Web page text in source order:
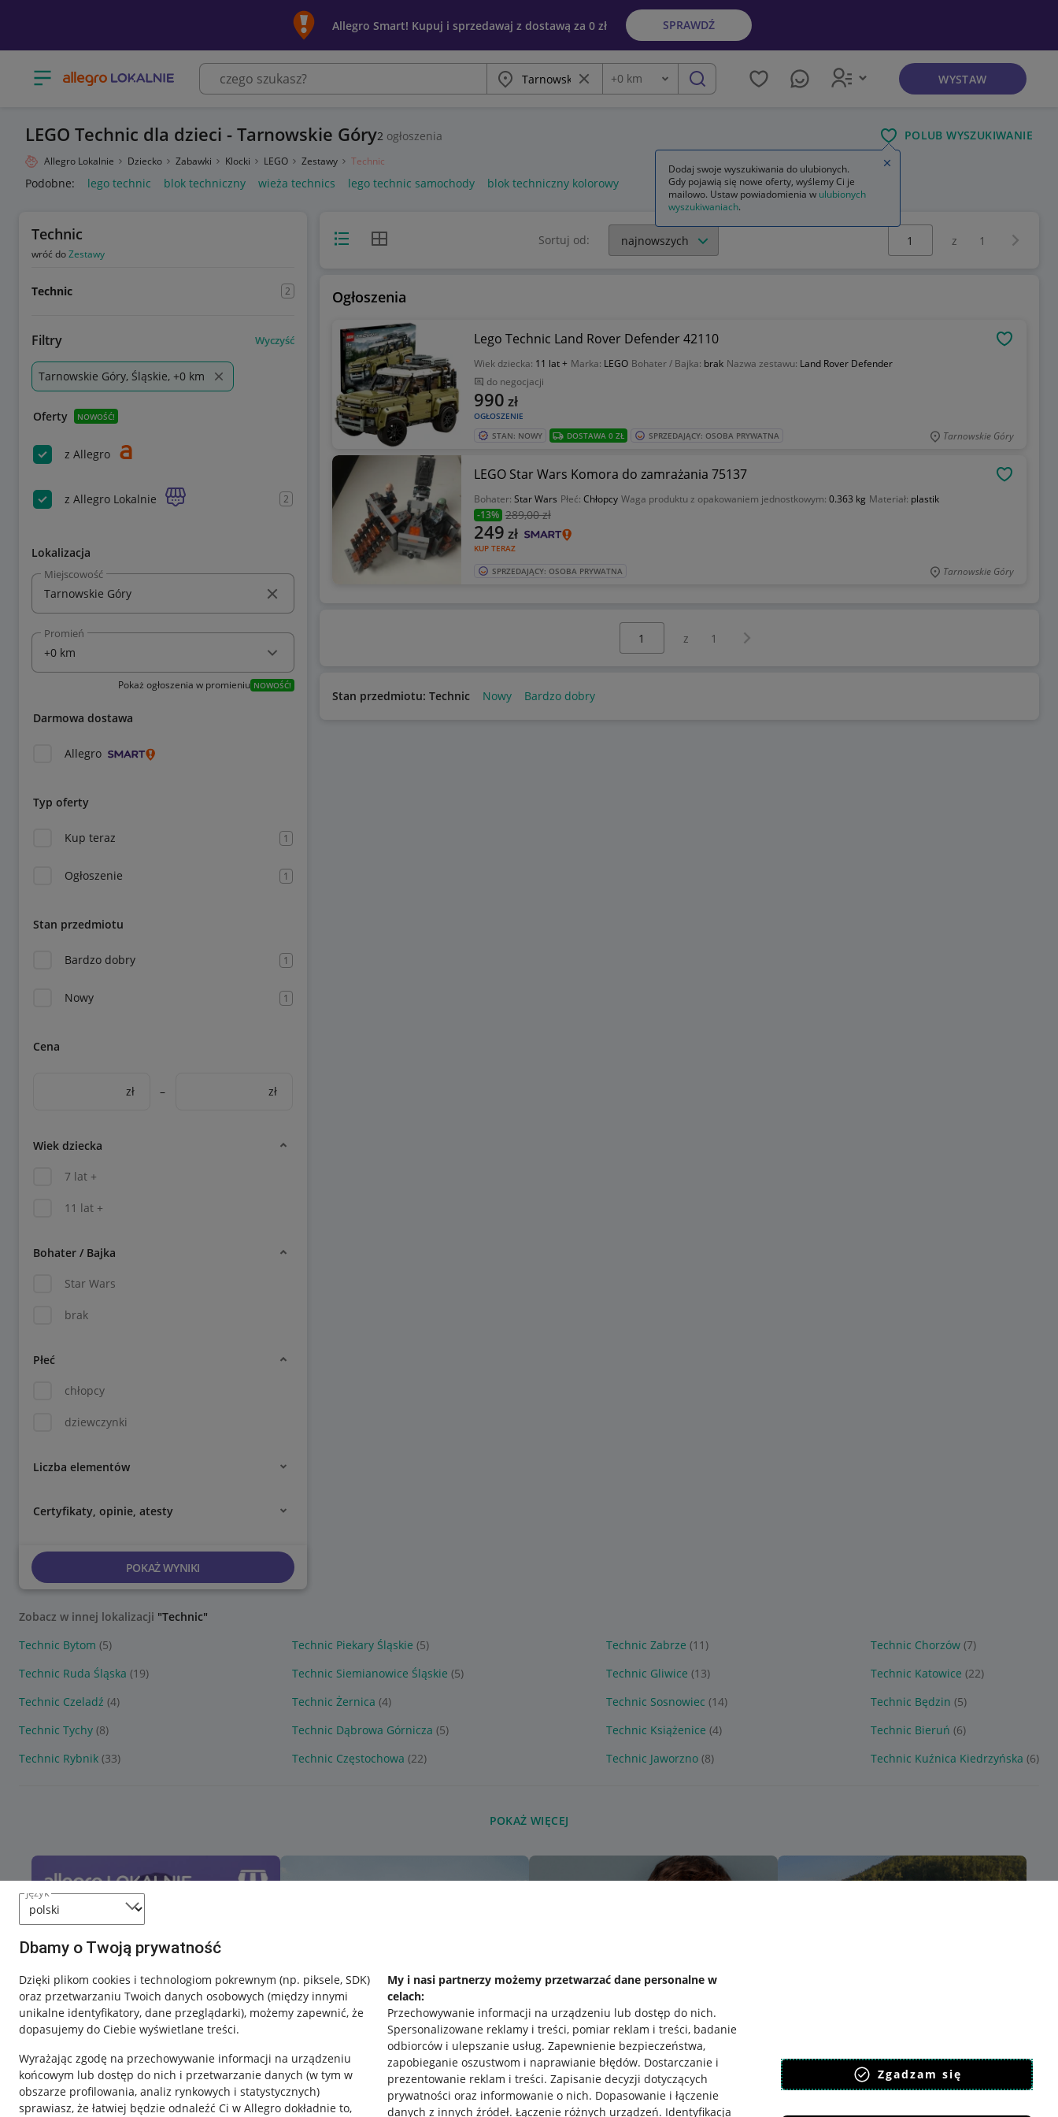
język
Dbamy o Twoją prywatność
Dzięki plikom cookies i technologiom pokrewnym (np. piksele, SDK)
oraz przetwarzaniu Twoich danych osobowych (między innymi
unikalne identyfikatory, dane przeglądarki), możemy zapewnić, że
dopasujemy do Ciebie wyświetlane treści.
Wyrażając zgodę na przechowywanie informacji na urządzeniu
końcowym lub dostęp do nich i przetwarzanie danych (w tym w
obszarze profilowania, analiz rynkowych i statystycznych)
sprawiasz, że łatwiej będzie odnaleźć Ci w Allegro dokładnie to,
My i nasi partnerzy możemy przetwarzać dane personalne w
celach:
Przechowywanie informacji na urządzeniu lub dostęp do nich.
Spersonalizowane reklamy i treści, pomiar reklam i treści, badanie
odbiorców i ulepszanie usług. Zapewnienie bezpieczeństwa,
zapobieganie oszustwom i naprawianie błędów. Dostarczanie i
prezentowanie reklam i treści. Zapisanie decyzji dotyczących
prywatności oraz informowanie o nich. Dopasowanie i łączenie
danych z innych źródeł. Łączenie różnych urządzeń. Identyfikacja
Zgadzam się
Allegro Smart! Kupuj i sprzedawaj z dostawą za 0 zł SPRAWDŹ
Otwórz menu z kategoriami Miasto Wyczyść frazę
Odległość
+0 km szukaj WYSTAW
LEGO Technic dla dzieci - Tarnowskie Góry2 ogłoszenia POLUB WYSZUKIWANIE
Allegro Lokalnie Dziecko Zabawki Klocki LEGO Zestawy Technic
Podobne: lego technic blok techniczny wieża technics lego technic samochody blok techniczny kolorowy
Technic
wróć doZestawy
Technic 2
Filtry Wyczyść
Tarnowskie Góry, Śląskie, +0 km
Oferty NOWOŚĆ!
z Allegro
z Allegro Lokalnie 2
Lokalizacja
Miejscowość
Promień
Pokaż ogłoszenia w promieniu NOWOŚĆ!
Darmowa dostawa
Allegro
Typ oferty
Kup teraz 1
Ogłoszenie 1
Stan przedmiotu
Bardzo dobry 1
Nowy 1
Cena
zł – zł
Wiek dziecka
7 lat +
11 lat +
Bohater / Bajka
Star Wars
brak
Płeć
chłopcy
dziewczynki
Liczba elementów
Certyfikaty, opinie, atesty
POKAŻ WYNIKI
Widok listyWidok siatki Sortuj od:
Wybierz stronę:
z 1
Ogłoszenia
Lego Technic Land Rover Defender 42110
Wiek dziecka: 11 lat + Marka: LEGO Bohater / Bajka: brak Nazwa zestawu: Land Rover Defender
do negocjacji
OGŁOSZENIE
990 zł
STAN: NOWY DOSTAWA 0 ZŁ SPRZEDAJĄCY: OSOBA PRYWATNA Tarnowskie Góry
LEGO Star Wars Komora do zamrażania 75137
Bohater: Star Wars Płeć: Chłopcy Waga produktu z opakowaniem jednostkowym: 0.363 kg Materiał: plastik
-13% 289,00 zł
KUP TERAZ
249 zł
SPRZEDAJĄCY: OSOBA PRYWATNA Tarnowskie Góry
z 1 Następna strona
Stan przedmiotu: Technic Nowy Bardzo dobry
Zobacz w innej lokalizacji "Technic"
Technic Bytom (5) Technic Piekary Śląskie (5) Technic Zabrze (11) Technic Chorzów (7)
Technic Ruda Śląska (19) Technic Siemianowice Śląskie (5) Technic Gliwice (13) Technic Katowice (22)
Technic Czeladź (4) Technic Żernica (4) Technic Sosnowiec (14) Technic Będzin (5)
Technic Tychy (8) Technic Dąbrowa Górnicza (5) Technic Książenice (4) Technic Bieruń (6)
Technic Rybnik (33) Technic Częstochowa (22) Technic Jaworzno (8) Technic Kuźnica Kiedrzyńska (6)
POKAŻ WIĘCEJ
Dodaj swoje wyszukiwania do ulubionych.
Gdy pojawią się nowe oferty, wyślemy Ci je
mailowo. Ustaw powiadomienia w ulubionych
wyszukiwaniach.
Zamknij wskazówkę